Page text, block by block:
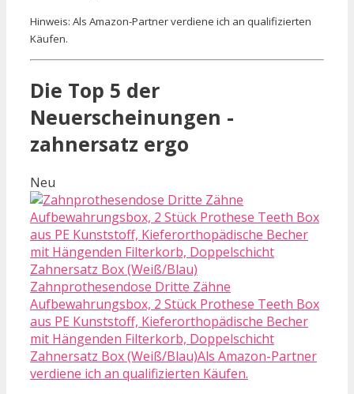
Hinweis: Als Amazon-Partner verdiene ich an qualifizierten
Käufen.
Die Top 5 der
Neuerscheinungen -
zahnersatz ergo
Neu
Zahnprothesendose Dritte Zähne
Aufbewahrungsbox, 2 Stück Prothese Teeth Box
aus PE Kunststoff, Kieferorthopädische Becher
mit Hängenden Filterkorb, Doppelschicht
Zahnersatz Box (Weiß/Blau)Als Amazon-Partner
verdiene ich an qualifizierten Käufen.